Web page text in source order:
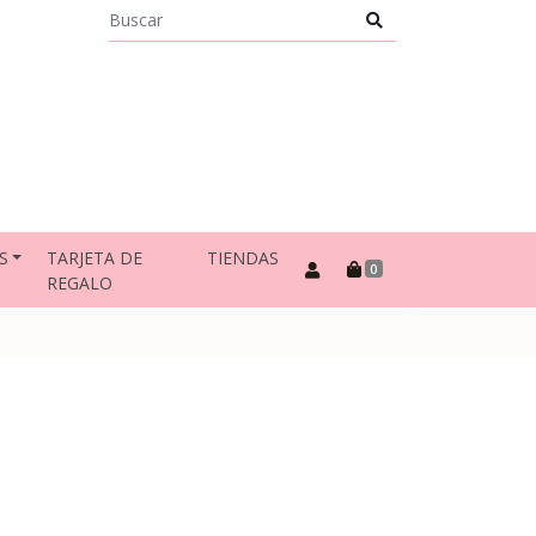
TARJETA DE
REGALO
TIENDAS 0